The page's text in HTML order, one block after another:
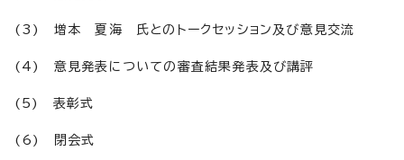
(3) 増本 夏海 氏とのトークセッション及び意見交流
(4) 意見発表についての審査結果発表及び講評
(5) 表彰式
(6) 閉会式